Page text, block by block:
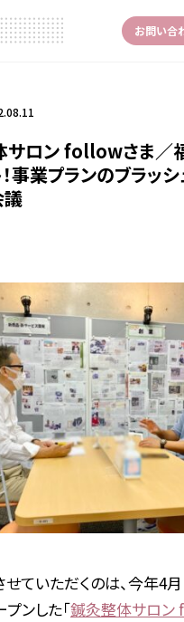
お問い合
サロン followさま／
事業プランのブラッ
議
ていただくのは、今年4
ンした「鍼灸整体サロン